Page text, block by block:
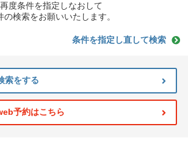
再度条件を指定しなおして
の検索をお願いいたします。
条件を指定し直して検索
索をする
予約はこちら